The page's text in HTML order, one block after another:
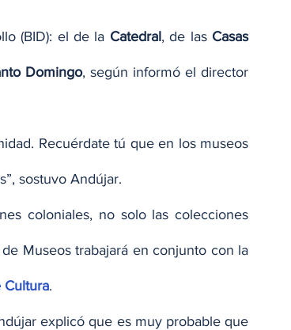
(BID): el de la Catedral, de las Casas
Domingo
Recuérdate tú que en los museos
sostuvo Andújar.
coloniales, no solo las colecciones
Museos trabajará en conjunto con la
Cultura.
explicó que es muy probable que